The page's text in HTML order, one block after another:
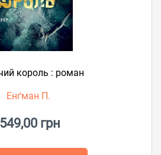
король : роман
Енґман П.
549,00 грн